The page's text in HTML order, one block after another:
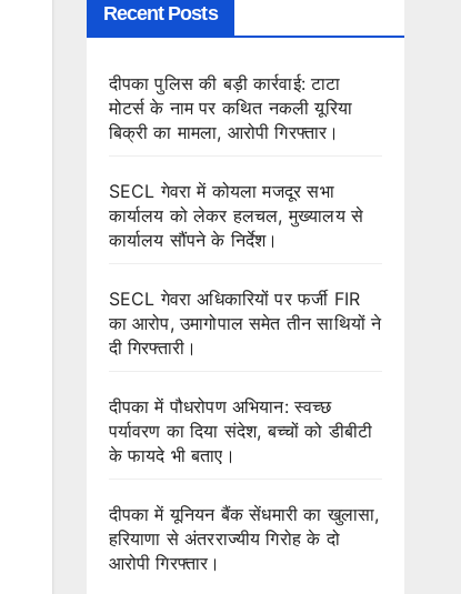
Recent Posts
दीपका पुलिस की बड़ी कार्रवाई: टाटा
मोटर्स के नाम पर कथित नकली यूरिया
बिक्री का मामला, आरोपी गिरफ्तार।
SECL गेवरा में कोयला मजदूर सभा
कार्यालय को लेकर हलचल, मुख्यालय से
कार्यालय सौंपने के निर्देश।
SECL गेवरा अधिकारियों पर फर्जी FIR
का आरोप, उमागोपाल समेत तीन साथियों ने
दी गिरफ्तारी।
दीपका में पौधरोपण अभियान: स्वच्छ
पर्यावरण का दिया संदेश, बच्चों को डीबीटी
के फायदे भी बताए।
दीपका में यूनियन बैंक सेंधमारी का खुलासा,
हरियाणा से अंतरराज्यीय गिरोह के दो
आरोपी गिरफ्तार।